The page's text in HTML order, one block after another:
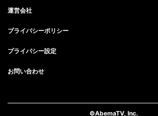
運営会社
プライバシーポリシー
プライバシー設定
お問い合わせ
©AbemaTV, Inc.